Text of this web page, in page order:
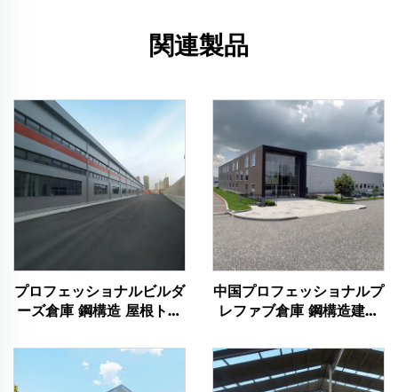
関連製品
プロフェッショナルビルダ
ーズ倉庫 鋼構造 屋根トラ
中国プロフェッショナルプ
レファブ倉庫 鋼構造建築